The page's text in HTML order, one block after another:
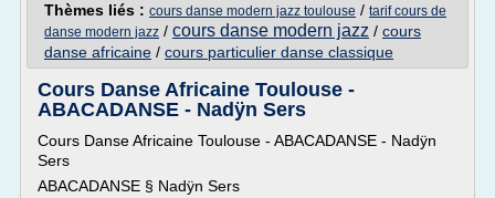
Thèmes liés : cours danse modern jazz toulouse / tarif cours de
danse modern jazz / cours danse modern jazz / cours
danse africaine / cours particulier danse classique
Cours Danse Africaine Toulouse -
ABACADANSE - Nadÿn Sers
Cours Danse Africaine Toulouse - ABACADANSE - Nadÿn
Sers
ABACADANSE § Nadÿn Sers